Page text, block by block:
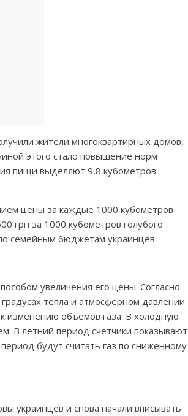
жители многоквартирных домов,
этого стало повышение норм
пищи выделяют 9,8 кубометров
цены за каждые 1000 кубометров
грн за 1000 кубометров голубого
семейным бюджетам украинцев.
увеличения его цены. Согласно
тепла и атмосферном давлении
изменению объемов газа. В холодную
В летний период счетчики показывают
будут считать газ по сниженному
украинцев и снова начали вписывать